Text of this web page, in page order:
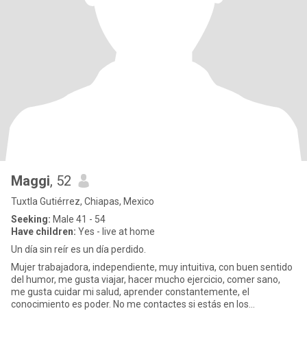
Maggi, 52
Tuxtla Gutiérrez, Chiapas, Mexico
Seeking: Male 41 - 54
Have children: Yes - live at home
Un día sin reír es un día perdido.
Mujer trabajadora, independiente, muy intuitiva, con buen sentido
del humor, me gusta viajar, hacer mucho ejercicio, comer sano,
me gusta cuidar mi salud, aprender constantemente, el
conocimiento es poder. No me contactes si estás en los